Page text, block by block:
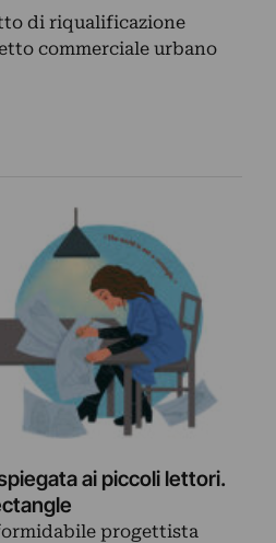
di riqualificazione
commerciale urbano
ai piccoli lettori.
progettista